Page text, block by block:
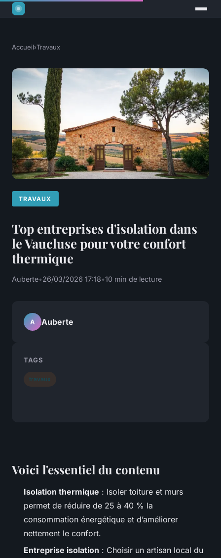
Accueil›Travaux
TRAVAUX
Top entreprises d'isolation dans
le Vaucluse pour votre confort
thermique
Auberte•26/03/2026 17:18•10 min de lecture
Voici l'essentiel du contenu
Isolation thermique : Isoler toiture et murs
permet de réduire de 25 à 40 % la
consommation énergétique et d’améliorer
nettement le confort.
Entreprise isolation : Choisir un artisan local du
A Auberte
TAGS
travaux